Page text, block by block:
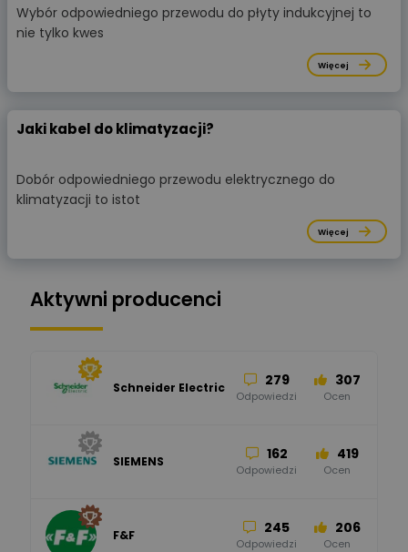
Wybór odpowiedniego przewodu do płyty indukcyjnej to
nie tylko kwes
Więcej
Jaki kabel do klimatyzacji?
Dobór odpowiedniego przewodu elektrycznego do
klimatyzacji to istot
Więcej
Aktywni producenci
Schneider Electric 279
Odpowiedzi
307
Ocen
SIEMENS 162
Odpowiedzi
419
Ocen
F&F 245
Odpowiedzi
206
Ocen